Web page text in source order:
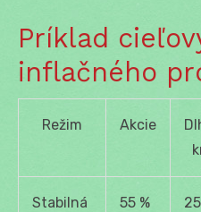
Príklad
inflačného
Režim Akcie
Stabilná
55 %